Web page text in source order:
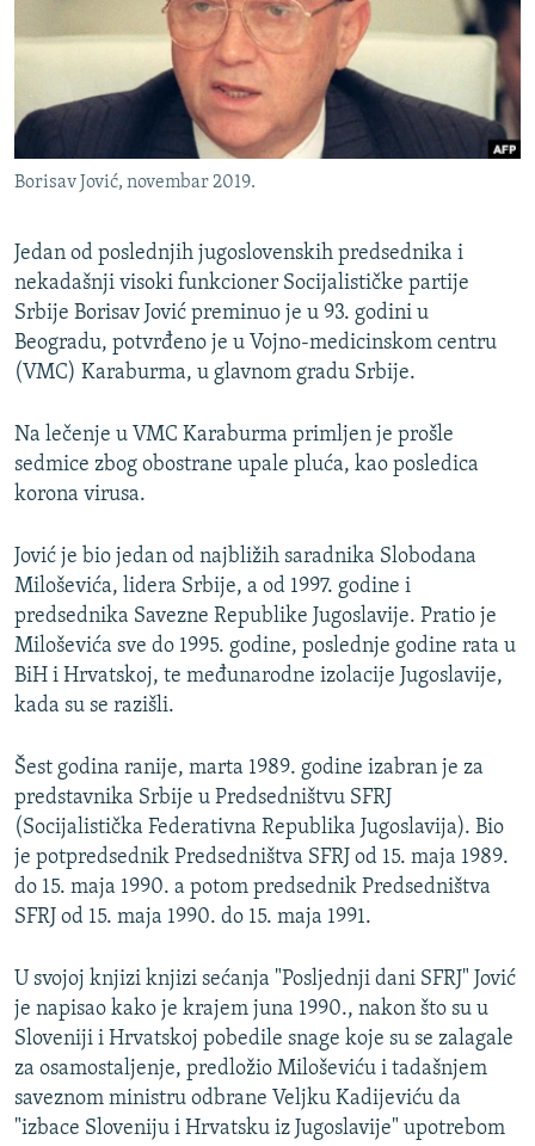
SPECIJALI RSE
GENOCID U SREBRENICI
POPLAVE I KLIZIŠTA U BIH 2024.
TV LIBERTY
POST SCRIPTUM
MOJA EVROPA
SVE KARTE DEJTONA
NASTANAK I RASPAD JUGOSLAVIJE
PRATITE NAS
Sve RFE/RL stranice
Borisav Jović, novembar 2019.
Jedan od poslednjih jugoslovenskih predsednika i
nekadašnji visoki funkcioner Socijalističke partije
Srbije Borisav Jović preminuo je u 93. godini u
Beogradu, potvrđeno je u Vojno-medicinskom centru
(VMC) Karaburma, u glavnom gradu Srbije.
Na lečenje u VMC Karaburma primljen je prošle
sedmice zbog obostrane upale pluća, kao posledica
korona virusa.
Jović je bio jedan od najbližih saradnika Slobodana
Miloševića, lidera Srbije, a od 1997. godine i
predsednika Savezne Republike Jugoslavije. Pratio je
Miloševića sve do 1995. godine, poslednje godine rata u
BiH i Hrvatskoj, te međunarodne izolacije Jugoslavije,
kada su se razišli.
Šest godina ranije, marta 1989. godine izabran je za
predstavnika Srbije u Predsedništvu SFRJ
(Socijalistička Federativna Republika Jugoslavija). Bio
je potpredsednik Predsedništva SFRJ od 15. maja 1989.
do 15. maja 1990. a potom predsednik Predsedništva
SFRJ od 15. maja 1990. do 15. maja 1991.
U svojoj knjizi knjizi sećanja "Posljednji dani SFRJ" Jović
je napisao kako je krajem juna 1990., nakon što su u
Sloveniji i Hrvatskoj pobedile snage koje su se zalagale
za osamostaljenje, predložio Miloševiću i tadašnjem
saveznom ministru odbrane Veljku Kadijeviću da
"izbace Sloveniju i Hrvatsku iz Jugoslavije" upotrebom